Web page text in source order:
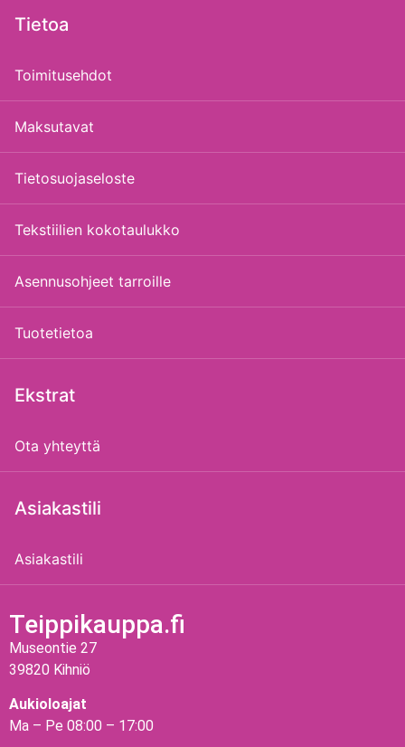
Tietoa
Toimitusehdot
Maksutavat
Tietosuojaseloste
Tekstiilien kokotaulukko
Asennusohjeet tarroille
Tuotetietoa
Ekstrat
Ota yhteyttä
Asiakastili
Asiakastili
Teippikauppa.fi
Museontie 27
39820 Kihniö
Aukioloajat
Ma – Pe 08:00 – 17:00